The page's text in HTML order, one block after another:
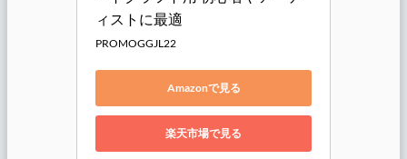
ィストに最適
PROMOGGJL22
Amazonで見る
楽天市場で見る